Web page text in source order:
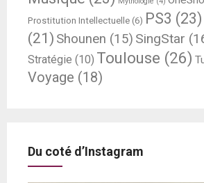
Prostitution Intellectuelle (6) PS3 (23)
(21) Shounen (15) SingStar
Stratégie (10) Toulouse (26)
Voyage (18)
Du coté d’Instagram